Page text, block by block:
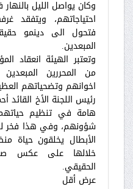
وكان يواصل الليل
احتياجاتهم، ويتفقد
فتحول الى دينمو
المبعدين.
وتعتبر الهيئة انعقاد
من المحررين
اخوانهم وتضحياتهم
رئيس اللجنة الأخ
هامة في تنظيم
شؤونهم، وفي هذا فخر
الأبطال يخلقون حياة
خلالها على عكس
الحقيقي.
عرض أقل